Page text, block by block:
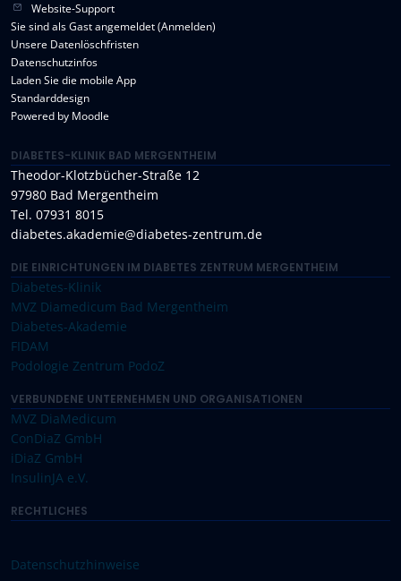
Website-Support
Sie sind als Gast angemeldet (Anmelden)
Unsere Datenlöschfristen
Datenschutzinfos
Laden Sie die mobile App
Standarddesign
Powered by Moodle
DIABETES-KLINIK BAD MERGENTHEIM
Theodor-Klotzbücher-Straße 12
97980 Bad Mergentheim
Tel. 07931 8015
diabetes.akademie@diabetes-zentrum.de
DIE EINRICHTUNGEN IM DIABETES ZENTRUM MERGENTHEIM
Diabetes-Klinik
MVZ Diamedicum Bad Mergentheim
Diabetes-Akademie
FIDAM
Podologie Zentrum PodoZ
VERBUNDENE UNTERNEHMEN UND ORGANISATIONEN
MVZ DiaMedicum
ConDiaZ GmbH
iDiaZ GmbH
InsulinJA e.V.
RECHTLICHES
Datenschutzhinweise